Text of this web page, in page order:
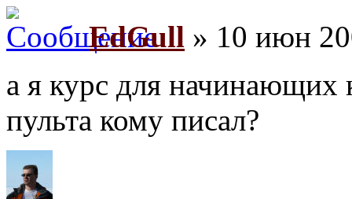
EdGull » 10 июн
а я курс для
пульта кому писал?